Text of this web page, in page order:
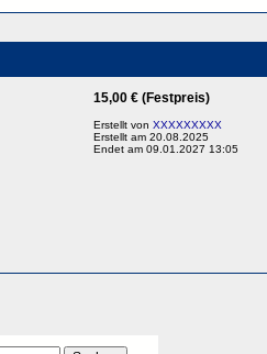
15,00 € (Festpreis)
Erstellt von XXXXXXXXX
Erstellt am 20.08.2025
Endet am 09.01.2027 13:05